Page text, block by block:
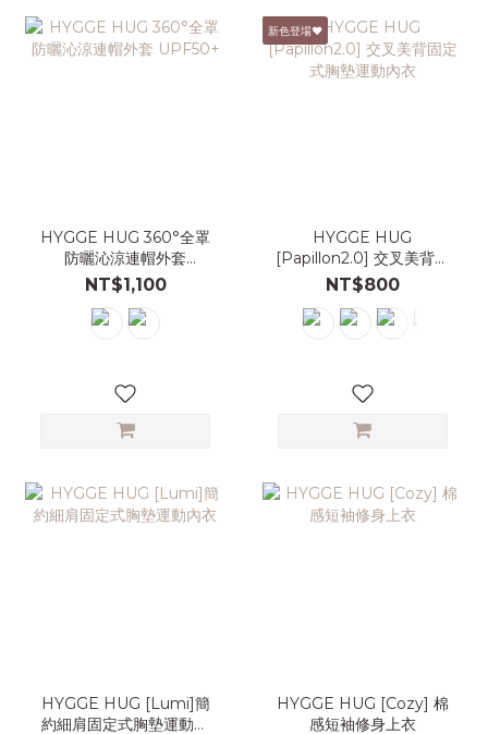
HYGGE HUG 360°全罩
防曬沁涼連帽外套
UPF50+
NT$1,100
新色登場♥
HYGGE HUG
[Papillon2.0] 交叉美背固
定式胸墊運動內衣
NT$800
HYGGE HUG [Lumi]簡
約細肩固定式胸墊運動內
HYGGE HUG [Cozy] 棉
感短袖修身上衣